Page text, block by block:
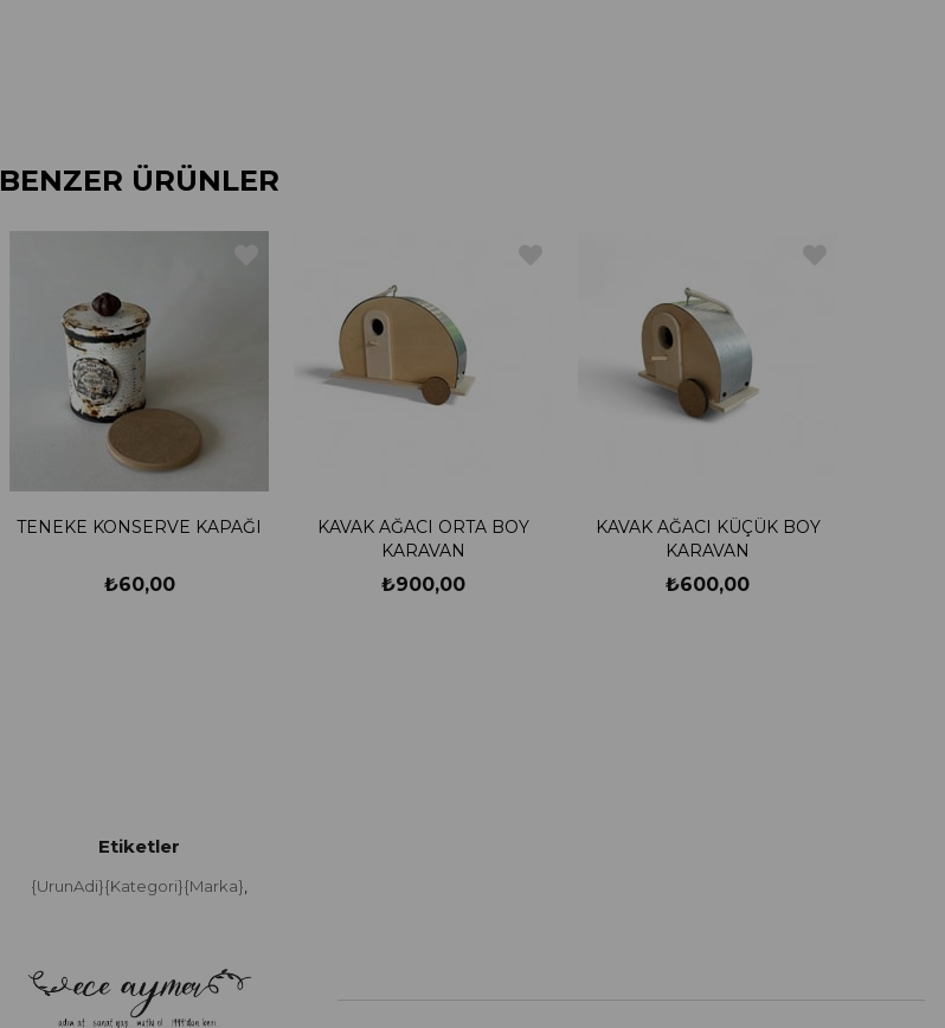
BENZER ÜRÜNLER
TENEKE KONSERVE KAPAĞI
₺60,00
KAVAK AĞACI ORTA BOY
KARAVAN
₺900,00
KAVAK AĞACI KÜÇÜK BOY
KARAVAN
₺600,00
Etiketler
{UrunAdi}{Kategori}{Marka},